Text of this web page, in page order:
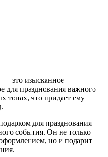
— это изысканное
для празднования важного
тонах, что придает ему
для празднования
события. Он не только
но и подарит